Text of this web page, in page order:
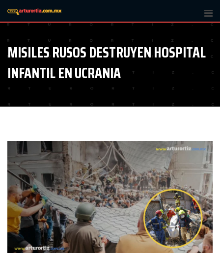
MISILES RUSOS DESTRUYEN HOSPITAL
INFANTIL EN UCRANIA